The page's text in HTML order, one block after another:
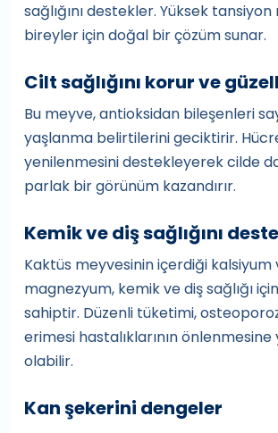
sağlığını destekler. Yüksek tansiyon
bireyler için doğal bir çözüm sunar.
Cilt sağlığını korur ve
Bu meyve, antioksidan bileşenleri
yaşlanma belirtilerini geciktirir.
yenilenmesini destekleyerek cilde
parlak bir görünüm kazandırır.
Kemik ve diş sağlığını
Kaktüs meyvesinin içerdiği kalsiyum
magnezyum, kemik ve diş sağlığı
sahiptir. Düzenli tüketimi,
erimesi hastalıklarının önlenmesine
olabilir.
Kan şekerini dengeler